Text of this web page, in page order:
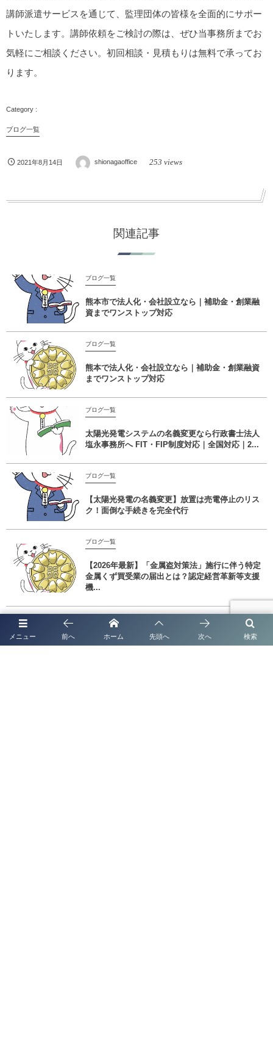
講師派遣サービスを通じて、監理団体の皆様を全面的にサポー
トいたします。講師依頼をご検討の際は、ぜひ当事務所までお
気軽にご相談ください。初回相談・見積もりは無料で承ってお
ります。
ブログ一覧
2021年8月14日 shionagaoffice 253 views
関連記事
ブログ一覧
熊本市で法人化・会社設立なら｜補助金・創業融
資までワンストップ対応
ブログ一覧
熊本で法人化・会社設立なら｜補助金・創業融資
までワンストップ対応
ブログ一覧
太陽光発電システムの名義変更なら行政書士法人
塩永事務所へ FIT・FIP制度対応｜全国対応｜2...
ブログ一覧
【太陽光発電の名義変更】放置は売電停止のリス
ク！面倒な手続きを完全代行
ブログ一覧
【2026年最新】「金属盗対策法」施行に伴う特定
金属くず買受業の届出とは？認定経営革新等支援
機...
メニュー 検索
前へ ホーム 先頭へ 次へ